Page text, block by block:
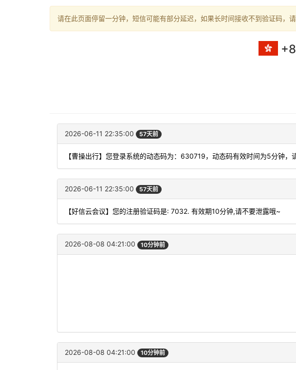
请在此页面停留一分钟，短信可能有部分延迟，如果长时间接收不到验证码，
2026-06-11 22:35:00 57天前
【曹操出行】您登录系统的动态码为：630719，动态码有效时间为5分钟，
2026-06-11 22:35:00 57天前
【好信云会议】您的注册验证码是: 7032. 有效期10分钟,请不要泄露哦~
2026-08-08 04:21:00 10分钟前
2026-08-08 04:21:00 10分钟前